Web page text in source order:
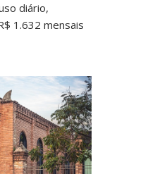
diário,
1.632 mensais